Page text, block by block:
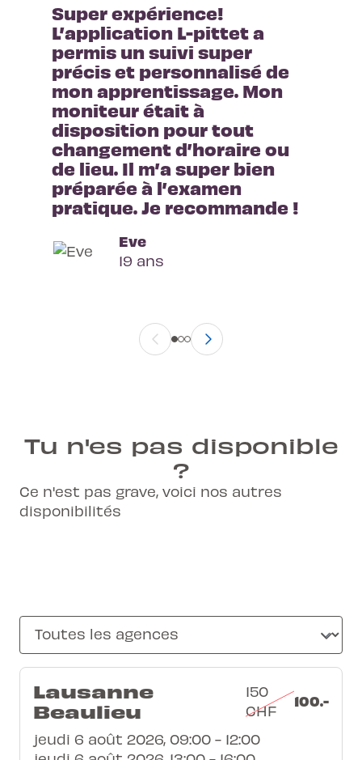
Super expérience!
L’application L-pittet a
permis un suivi super
précis et personnalisé de
mon apprentissage. Mon
moniteur était à
disposition pour tout
changement d’horaire ou
de lieu. Il m’a super bien
préparée à l’examen
pratique. Je recommande !
Eve
19 ans
Tu n'es pas disponible
?
Ce n'est pas grave, voici nos autres
disponibilités
Lausanne
Beaulieu
150
CHF
100.-
jeudi 6 août 2026, 09:00 - 12:00